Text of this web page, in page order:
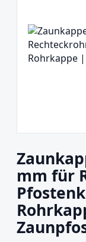
mm für